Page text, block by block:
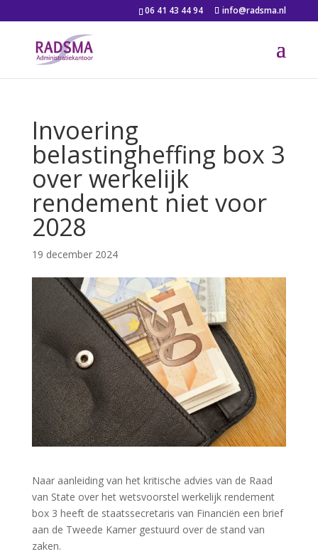
06 41 43 44 94 info@radsma.nl
Invoering
belastingheffing box 3
over werkelijk
rendement niet voor
2028
19 december 2024
Naar aanleiding van het kritische advies van de Raad
van State over het wetsvoorstel werkelijk rendement
box 3 heeft de staatssecretaris van Financiën een brief
aan de Tweede Kamer gestuurd over de stand van
zaken.